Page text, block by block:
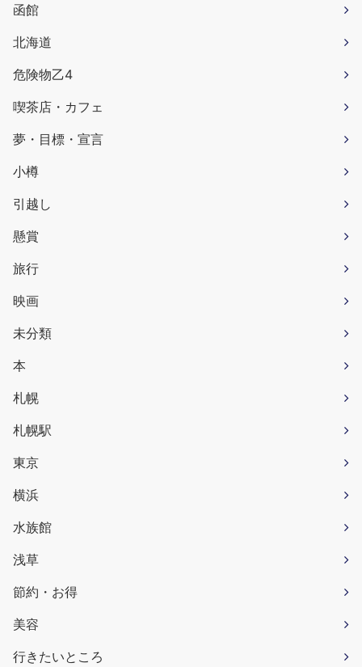
函館
北海道
危険物乙4
喫茶店・カフェ
夢・目標・宣言
小樽
引越し
懸賞
旅行
映画
未分類
本
札幌
札幌駅
東京
横浜
水族館
浅草
節約・お得
美容
行きたいところ